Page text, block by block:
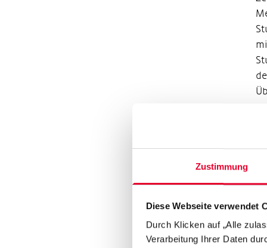
Zustimmung
Diese Webseite verwendet
Durch Klicken auf „Alle
Verarbeitung Ihrer Daten